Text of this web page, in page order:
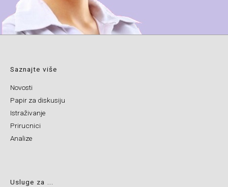
Saznajte više
Novosti
Papir za diskusiju
Istraživanje
Prirucnici
Analize
Usluge za ...